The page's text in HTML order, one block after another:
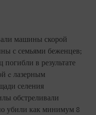
машины скорой
с семьями беженцев;
в результате
c лазерным
селения
обстреливали
убили как минимум 8